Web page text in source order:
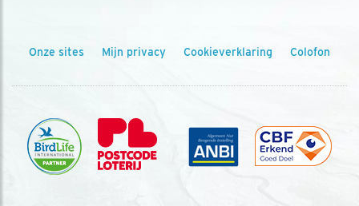
Onze sites Mijn privacy Cookieverklaring Colofon